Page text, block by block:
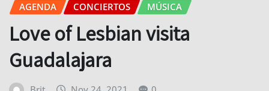
AGENDA CONCIERTOS MÚSICA
Love of Lesbian visita
Guadalajara